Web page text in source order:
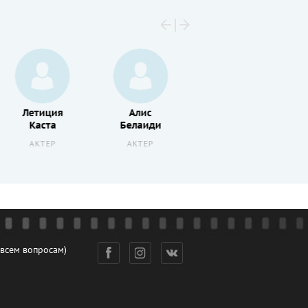
Летиция
Каста
АКТЕР
Алис
Белаиди
АКТЕР
вопросам)